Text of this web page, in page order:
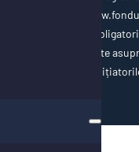
să vizitați
reprezintă în mod
responsabilitate
prezentate revine